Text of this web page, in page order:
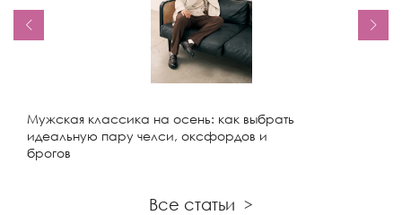
Мужская классика на осень: как выбрать
идеальную пару челси, оксфордов и
брогов
Все статьи >